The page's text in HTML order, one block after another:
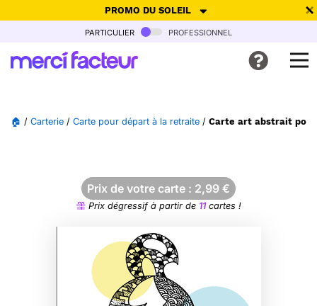
PROMO DU SOLEIL
-30% de réduction avec le code SUMMER26pour envoyer des
Ne plus afficher
particulier professionnel
🏠 / Carterie / Carte pour départ à la retraite / Carte art abstrait
Prix de votre carte : 2,99 €
Prix dégressif à partir de 11cartes !